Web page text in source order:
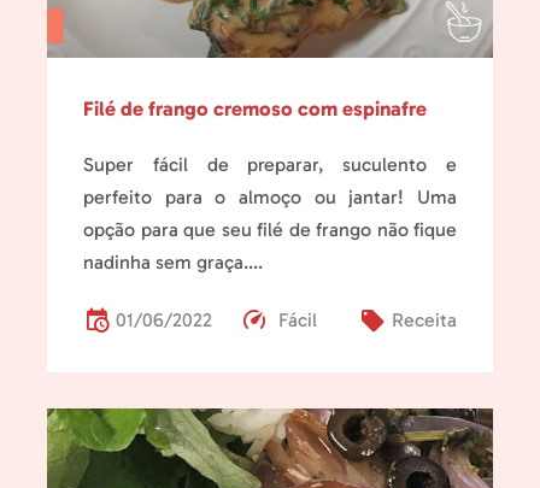
Filé de frango cremoso com espinafre
Super fácil de preparar, suculento e
perfeito para o almoço ou jantar! Uma
opção para que seu filé de frango não fique
nadinha sem graça....
01/06/2022 Receita
Fácil